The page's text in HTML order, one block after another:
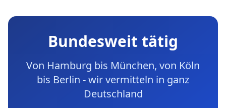
Bundesweit tätig
Von Hamburg bis München, von Köln
bis Berlin - wir vermitteln in ganz
Deutschland